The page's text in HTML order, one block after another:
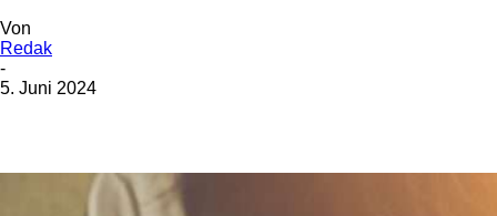
Von
Redak
-
5. Juni 2024